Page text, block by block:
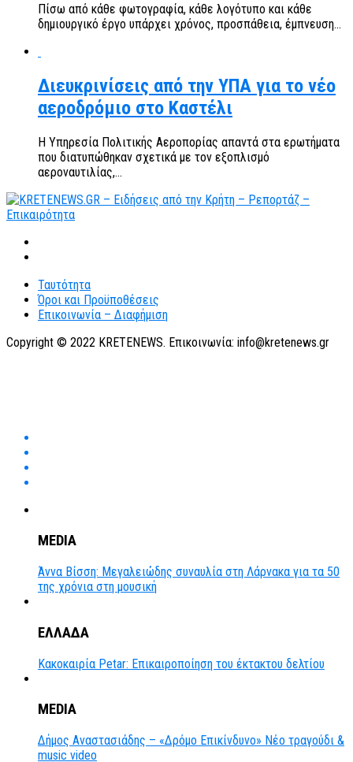
Πίσω από κάθε φωτογραφία, κάθε λογότυπο και κάθε
δημιουργικό έργο υπάρχει χρόνος, προσπάθεια, έμπνευση...
Διευκρινίσεις από την ΥΠΑ για το νέο
αεροδρόμιο στο Καστέλι
Η Υπηρεσία Πολιτικής Αεροπορίας απαντά στα ερωτήματα
που διατυπώθηκαν σχετικά με τον εξοπλισμό
αεροναυτιλίας,...
Ταυτότητα
Όροι και Προϋποθέσεις
Επικοινωνία – Διαφήμιση
Copyright © 2022 KRETENEWS. Επικοινωνία: info@kretenews.gr
MEDIA
Άννα Βίσση: Μεγαλειώδης συναυλία στη Λάρνακα για τα 50
της χρόνια στη μουσική
ΕΛΛΑΔΑ
Κακοκαιρία Petar: Επικαιροποίηση του έκτακτου δελτίου
MEDIA
Δήμος Αναστασιάδης – «Δρόμο Επικίνδυνο» Νέο τραγούδι &
music video